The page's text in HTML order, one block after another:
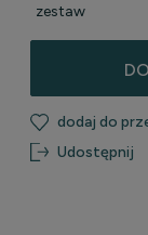
zestaw
dodaj do
Udostępnij